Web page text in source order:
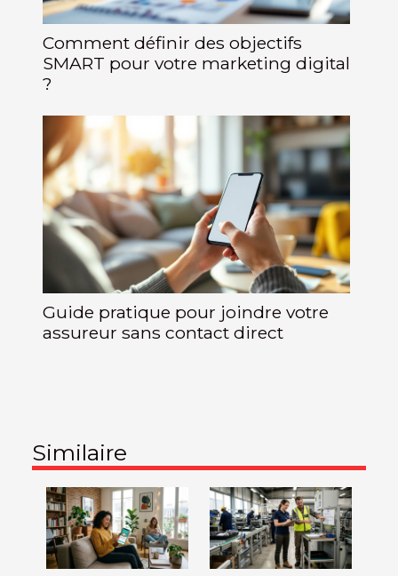
Comment définir des objectifs
SMART pour votre marketing digital
?
Guide pratique pour joindre votre
assureur sans contact direct
Similaire